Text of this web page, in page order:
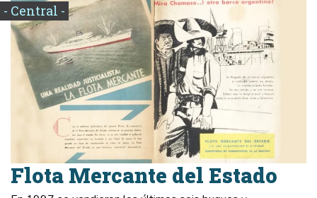
- Central -
Flota Mercante del Estado